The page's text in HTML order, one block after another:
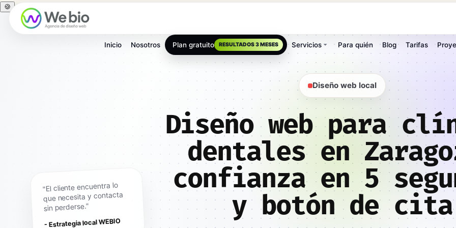
🍪
Inicio Nosotros Plan gratuito RESULTADOS 3 MESES Servicios Para quién Blog Tarifas
"El cliente encuentra lo
que necesita y contacta
sin perderse."
- Estrategia local WEBIO
Diseño web local
Diseño web para
dentales en
confianza en 5
y botón de cita